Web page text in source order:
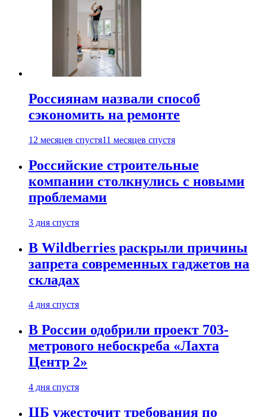
Россиянам назвали способ
сэкономить на ремонте
12 месяцев спустя11 месяцев спустя
Российские строительные
компании столкнулись с новыми
проблемами
3 дня спустя
В Wildberries раскрыли причины
запрета современных гаджетов на
складах
4 дня спустя
В России одобрили проект 703-
метрового небоскреба «Лахта
Центр 2»
4 дня спустя
ЦБ ужесточит требования по